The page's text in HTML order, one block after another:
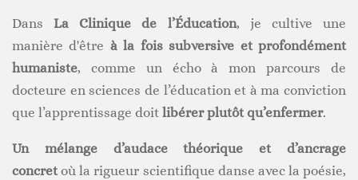
Dans La Clinique de l’Éducation, je cultive une
manière d'être à la fois subversive et profondément
humaniste, comme un écho à mon parcours de
docteure en sciences de l’éducation et à ma conviction
que l’apprentissage doit libérer plutôt qu’enfermer.
Un mélange d’audace théorique et d’ancrage
concretoù la rigueur scientifique danse avec la poésie,